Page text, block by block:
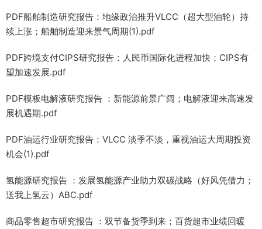
PDF船舶制造研究报告：地缘政治推升VLCC（超大型油轮）持
续上涨；船舶制造迎来景气周期(1).pdf
PDF跨境支付CIPS研究报告：人民币国际化进程加快；CIPS有
望加速发展.pdf
PDF模板电解液研究报告 ：新能源前景广阔；电解液迎来高速发
展机遇期.pdf
PDF油运行业研究报告：VLCC 淡季不淡，重视油运大周期投资
机会(1).pdf
氢能源研究报告 ：发展氢能源产业助力双碳战略（好风凭借力；
送我上氢云）ABC.pdf
商品零售超市研究报告 ：双节备货季到来；百货超市业绩回暖